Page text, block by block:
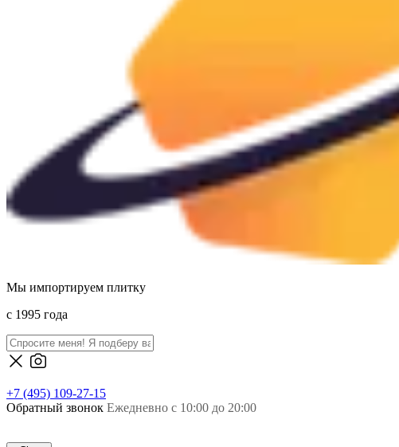
Мы импортируем плитку
c 1995 года
+7 (495) 109-27-15
Обратный звонок Ежедневно с 10:00 до 20:00